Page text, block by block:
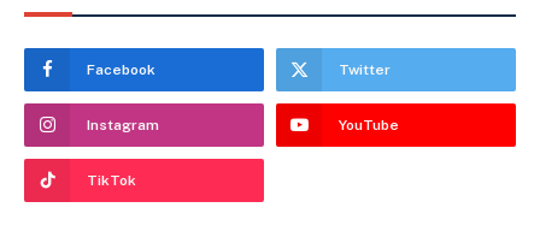
Facebook Twitter
Instagram YouTube
TikTok